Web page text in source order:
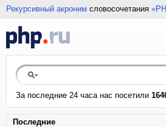
Рекурсивный акроним словосочетания
За последние 24 часа нас посетили
Последние